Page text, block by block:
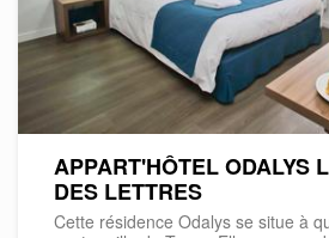
APPART'HÔTEL ODALYS
DES LETTRES
Cette résidence Odalys se situe à